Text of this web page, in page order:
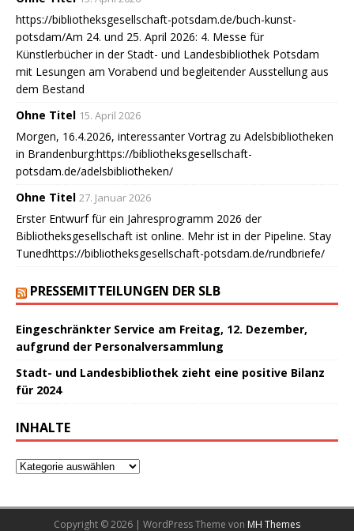
https://bibliotheksgesellschaft-potsdam.de/buch-kunst-
potsdam/Am 24. und 25. April 2026: 4. Messe für
Künstlerbücher in der Stadt- und Landesbibliothek Potsdam
mit Lesungen am Vorabend und begleitender Ausstellung aus
dem Bestand
Ohne Titel 15. April 2026
Morgen, 16.4.2026, interessanter Vortrag zu Adelsbibliotheken
in Brandenburg:https://bibliotheksgesellschaft-
potsdam.de/adelsbibliotheken/
Ohne Titel 27. Januar 2026
Erster Entwurf für ein Jahresprogramm 2026 der
Bibliotheksgesellschaft ist online. Mehr ist in der Pipeline. Stay
Tunedhttps://bibliotheksgesellschaft-potsdam.de/rundbriefe/
PRESSEMITTEILUNGEN DER SLB
Eingeschränkter Service am Freitag, 12. Dezember,
aufgrund der Personalversammlung
Stadt- und Landesbibliothek zieht eine positive Bilanz
für 2024
INHALTE
Copyright © 2026 | WordPress Theme von MH Themes